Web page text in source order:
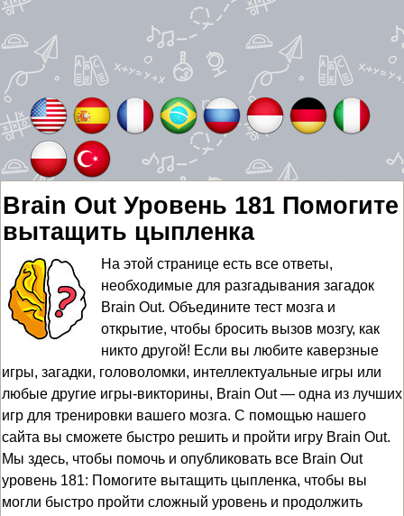
Brain Out Уровень 181 Помогите
вытащить цыпленка
На этой странице есть все ответы,
необходимые для разгадывания загадок
Brain Out. Объедините тест мозга и
открытие, чтобы бросить вызов мозгу, как
никто другой! Если вы любите каверзные
игры, загадки, головоломки, интеллектуальные игры или
любые другие игры-викторины, Brain Out — одна из лучших
игр для тренировки вашего мозга. С помощью нашего
сайта вы сможете быстро решить и пройти игру Brain Out.
Мы здесь, чтобы помочь и опубликовать все Brain Out
уровень 181: Помогите вытащить цыпленка, чтобы вы
могли быстро пройти сложный уровень и продолжить